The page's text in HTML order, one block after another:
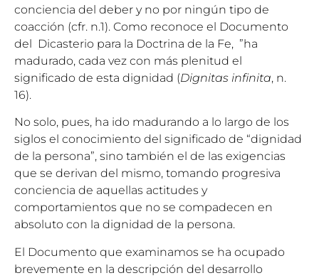
conciencia del deber y no por ningún tipo de
coacción (cfr. n.1). Como reconoce el Documento
del Dicasterio para la Doctrina de la Fe, ”ha
madurado, cada vez con más plenitud el
significado de esta dignidad (Dignitas infinita, n.
16).
No solo, pues, ha ido madurando a lo largo de los
siglos el conocimiento del significado de “dignidad
de la persona”, sino también el de las exigencias
que se derivan del mismo, tomando progresiva
conciencia de aquellas actitudes y
comportamientos que no se compadecen en
absoluto con la dignidad de la persona.
El Documento que examinamos se ha ocupado
brevemente en la descripción del desarrollo